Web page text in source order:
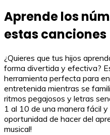
Aprende los
estas canciones
¿Quieres que tus hijos
forma divertida y efectiva?
herramienta perfecta para
entretenida mientras se
ritmos pegajosos y letras
1 al 10 de una manera fácil
oportunidad de hacer del
musical!